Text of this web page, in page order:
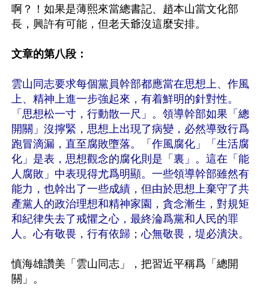
啊？！如果是薄熙來當總書記、趙本山當文化部
長，興許有可能，但老天爺沒這麼安排。
文章的第八段：
雲山同志要求每個黨員幹部都應當在思想上、作風
上、精神上進一步強起來，有着鮮明的針對性。
「思想松一寸，行動散一尺」。領導幹部如果「總
開關」沒擰緊，思想上出現了病變，必然導致行爲
跑冒滴漏，直至腐敗墮落。「作風腐化」「生活腐
化」是表，思想觀念的腐化則是「裏」。這在「能
人腐敗」中表現得尤爲明顯。一些領導幹部雖然有
能力，也幹出了一些成績，但由於思想上棄守了共
產黨人的政治理想和精神家園，貪念漸生，對規矩
和紀律失去了戒懼之心，最終淪爲黨和人民的罪
人。心有敬畏，行有依歸；心無敬畏，堤必潰決。
慎海雄讚美「雲山同志」，把習近平稱爲「總開
關」。